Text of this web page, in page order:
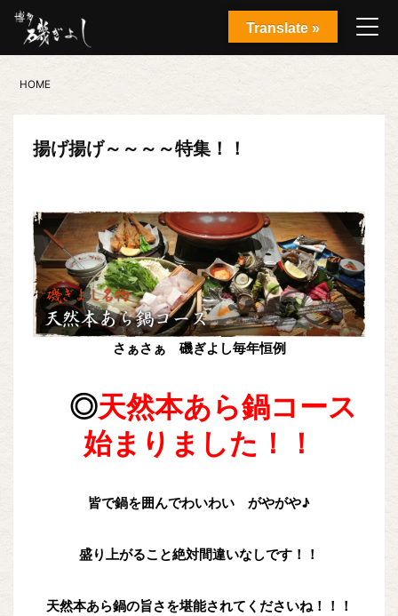
HOME
揚げ揚げ～～～～特集！！
さぁさぁ 磯ぎよし毎年恒例
◎天然本あら鍋コース
始まりました！！
皆で鍋を囲んでわいわい がやがや♪
盛り上がること絶対間違いなしです！！
天然本あら鍋の旨さを堪能されてくださいね！！！
Translate »